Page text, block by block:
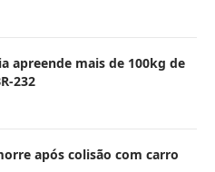
apreende mais de 100kg de
232
após colisão com carro